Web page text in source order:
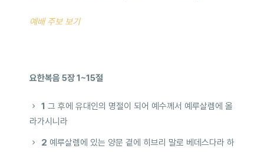
예배 주보 보기
요한복음 5장 1~15절
1 그 후에 유대인의 명절이 되어 예수께서 예루살렘에 올
라가시니라
2 예루살렘에 있는 양문 곁에 히브리 말로 베데스다라 하